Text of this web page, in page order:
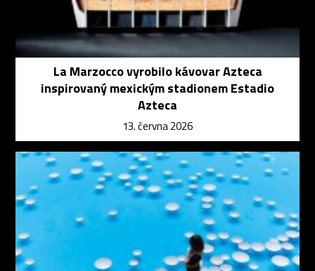
La Marzocco vyrobilo kávovar Azteca
inspirovaný mexickým stadionem Estadio
Azteca
13. června 2026